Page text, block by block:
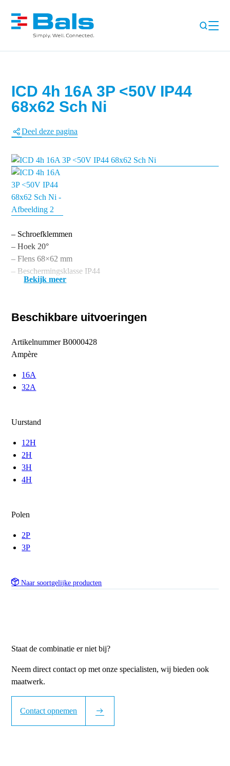
ICD 4h 16A 3P <50V IP44
68x62 Sch Ni
Deel deze pagina
– Schroefklemmen
– Hoek 20°
– Flens 68×62 mm
– Beschermingsklasse IP44
Bekijk meer
Beschikbare uitvoeringen
ArtikelnummerB0000428
Ampère
16A
32A
Uurstand
12H
2H
3H
4H
Polen
2P
3P
Naar soortgelijke producten
Staat de combinatie er niet bij?
Neem direct contact op met onze specialisten, wij bieden ook
maatwerk.
Contact opnemen